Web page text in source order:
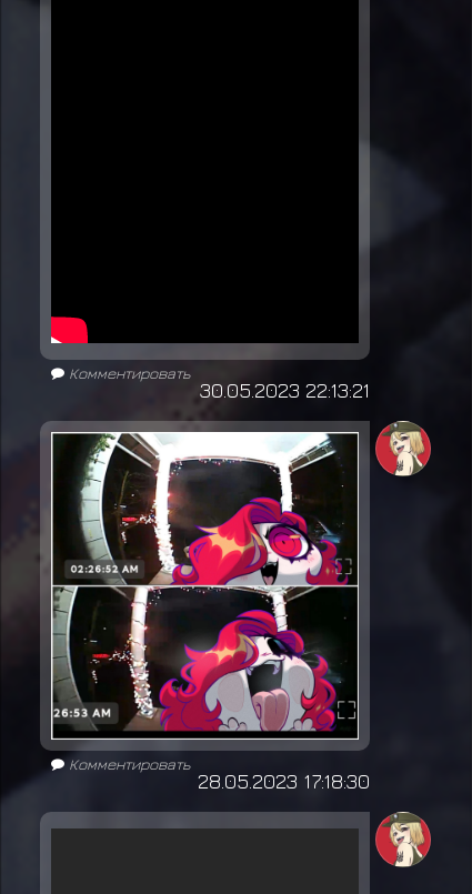
Комментировать
30.05.2023 22:13:21
Комментировать
28.05.2023 17:18:30